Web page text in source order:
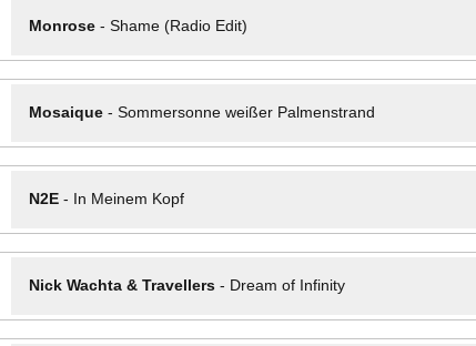
Monrose- Shame (Radio Edit)
Mosaique- Sommersonne weißer Palmenstrand
N2E- In Meinem Kopf
Nick Wachta & Travellers- Dream of Infinity